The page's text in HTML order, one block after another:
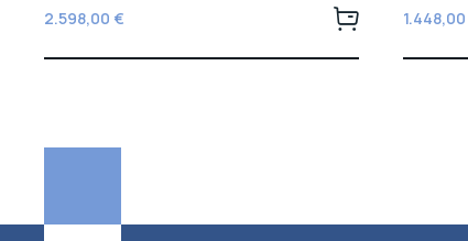
2.598,00 € 1.448,00